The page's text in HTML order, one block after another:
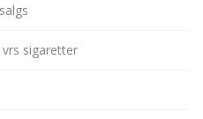
sigaretter